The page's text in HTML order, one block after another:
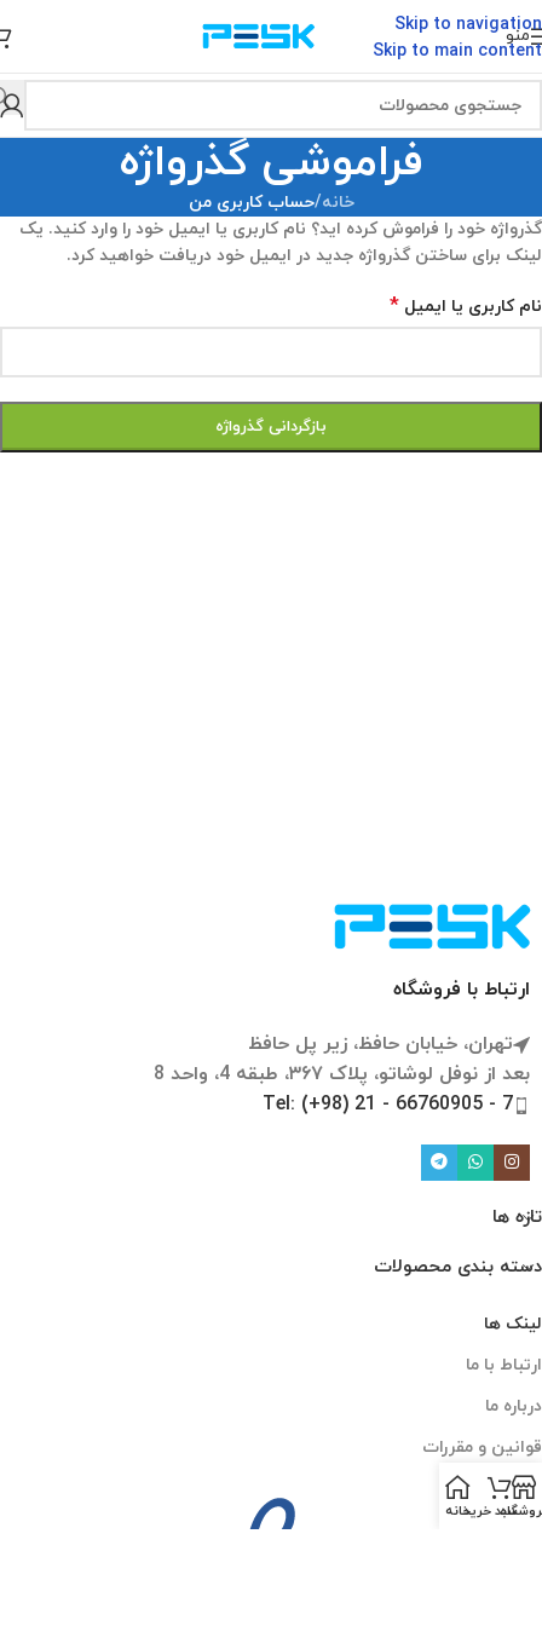
Skip to navigation
Skip to main content
منو
فراموشی گذرواژه
خانه/حساب کاربری من
گذرواژه خود را فراموش کرده اید؟ نام کاربری یا ایمیل خود را وارد کنید. یک
لینک برای ساختن گذرواژه جدید در ایمیل خود دریافت خواهید کرد.
نام کاربری یا ایمیل *
بازگردانی گذرواژه
ارتباط با فروشگاه
تهران، خیابان حافظ، زیر پل حافظ
بعد از نوفل لوشاتو، پلاک ۳۶۷، طبقه 4، واحد 8
Tel: (+98) 21 - 66760905 - 7
تازه ها
دسته بندی محصولات
لینک ها
ارتباط با ما
درباره ما
قوانین و مقررات
سبد خریدخانه